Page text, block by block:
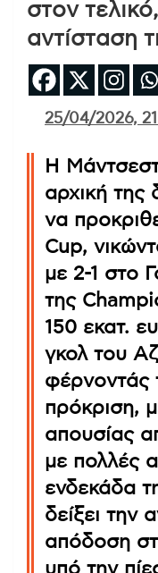
στον
αντίσταση
25/04/2026,
Η
αρχική της
να
Cup,
με 2-1 στο
της
150 εκατ.
γκολ του
φέρνοντάς
πρόκριση,
απουσίας
με πολλές
ενδεκάδα
δείξει την
απόδοση
υπό την